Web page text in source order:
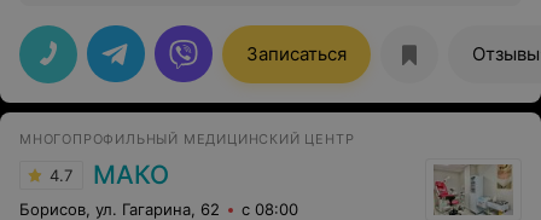
очень мало! И как врач – превосходный
специалист.Спасибо ему огромное за поддержку и
хороший осмотр.
Записаться Отзывы
МНОГОПРОФИЛЬНЫЙ МЕДИЦИНСКИЙ ЦЕНТР
4.7 МАКО
Борисов, ул. Гагарина, 62 с 08:00